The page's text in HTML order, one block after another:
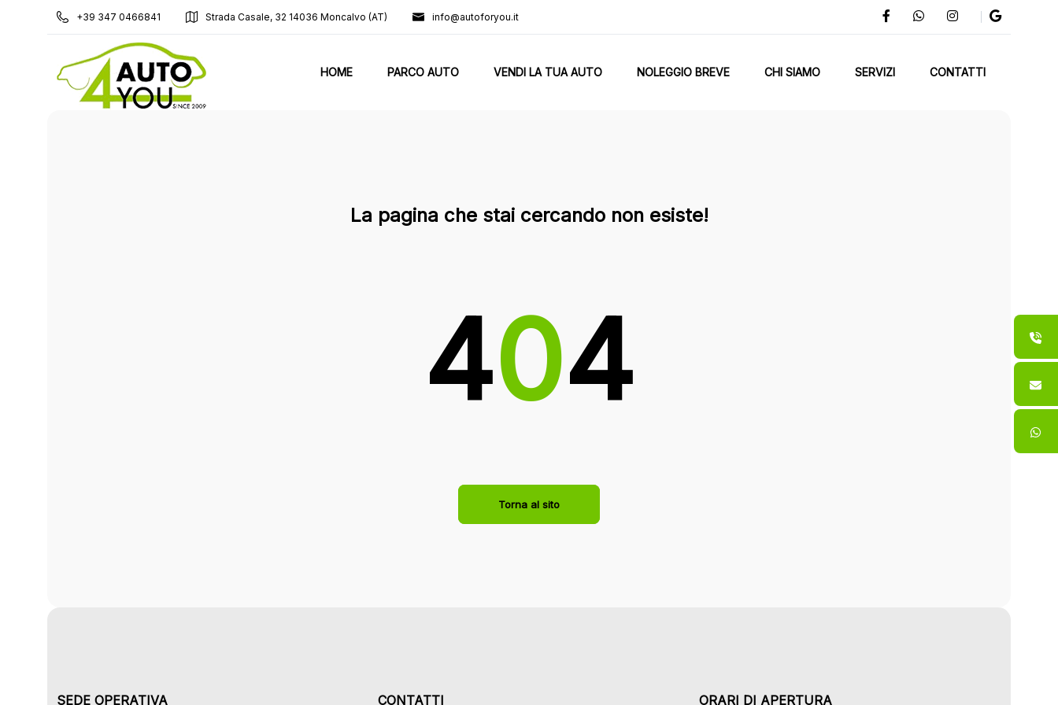
+39 347 0466841 Strada Casale, 32 14036 Moncalvo (AT) info@autoforyou.it
HOME PARCO AUTO VENDI LA TUA AUTO NOLEGGIO BREVE CHI SIAMO SERVIZI CONTATTI
La pagina che stai cercando non esiste!
404
Torna al sito
SEDE OPERATIVA CONTATTI ORARI DI APERTURA